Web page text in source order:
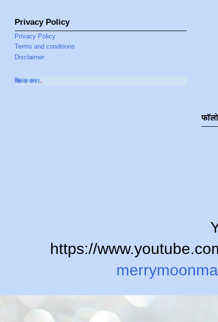
Privacy Policy
Privacy Policy
Terms and conditions
Disclaimer
https://